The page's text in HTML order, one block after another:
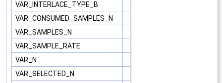
VAR_INTERLACE_TYPE_B
VAR_CONSUMED_SAMPLES_N
VAR_SAMPLES_N
VAR_SAMPLE_RATE
VAR_N
VAR_SELECTED_N